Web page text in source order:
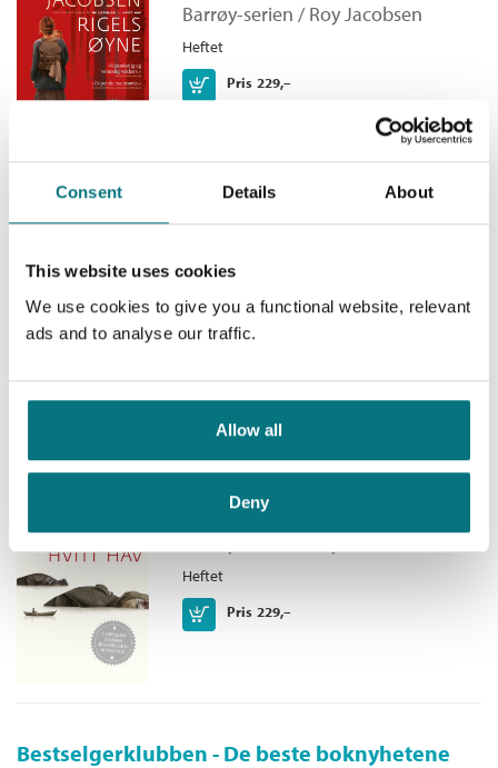
Consent Details About
This website uses cookies
We use cookies to give you a functional website, relevant
ads and to analyse our traffic.
Allow all
Deny
Antall sider: 496
sørover. Han fryser, han skal ingen steder, og han blir
drapsmann igjen.
Barrøy-serien / Roy Jacobsen
Heftet
Pris 229,–
Kjøp
De usynlige
Barrøy-serien /
Heftet
Pris
Kjøp
Hvitt hav
Heftet
Pris 229,–
Kjøp
Bestselgerklubben - De beste boknyhetene